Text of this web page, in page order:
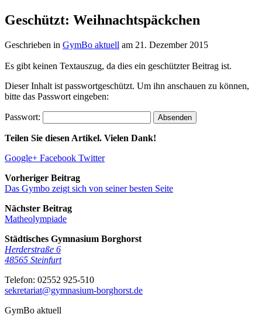
Geschützt: Weihnachtspäckchen
Geschrieben in GymBo aktuell am 21. Dezember 2015
Es gibt keinen Textauszug, da dies ein geschützter Beitrag ist.
Dieser Inhalt ist passwortgeschützt. Um ihn anschauen zu können,
bitte das Passwort eingeben:
Passwort:
Teilen Sie diesen Artikel. Vielen Dank!
Google+ Facebook Twitter
Vorheriger Beitrag
Das Gymbo zeigt sich von seiner besten Seite
Nächster Beitrag
Matheolympiade
Städtisches Gymnasium Borghorst
Herderstraße 6
48565 Steinfurt
Telefon: 02552 925-510
sekretariat@gymnasium-borghorst.de
GymBo aktuell